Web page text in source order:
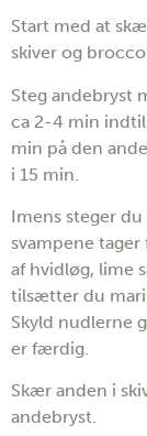
Start med at
skiver og
Steg andebryst
ca 2-4 min
min på den
i 15 min.
Imens steger
svampene
af hvidløg, lime
tilsætter du
Skyld nudlerne
er færdig.
Skær anden i
andebryst.